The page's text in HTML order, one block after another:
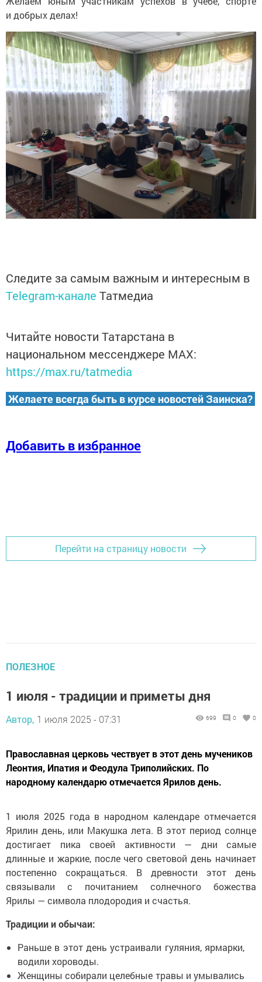
и добрых делах!
Следите за самым важным и интересным в
Telegram-канале Татмедиа
Читайте новости Татарстана в
национальном мессенджере MАХ:
https://max.ru/tatmedia
Желаете всегда быть в курсе новостей Заинска?
Добавить в избранное
Перейти на страницу новости
ПОЛЕЗНОЕ
1 июля - традиции и приметы дня
Автор, 1 июля 2025 - 07:31 699 0 0
Православная церковь чествует в этот день мучеников
Леонтия, Ипатия и Феодула Триполийских. По
народному календарю отмечается Ярилов день.
1 июля 2025 года в народном календаре отмечается
Ярилин день, или Макушка лета. В этот период солнце
достигает пика своей активности — дни самые
длинные и жаркие, после чего световой день начинает
постепенно сокращаться. В древности этот день
связывали с почитанием солнечного божества
Ярилы — символа плодородия и счастья.
Традиции и обычаи:
Раньше в этот день устраивали гуляния, ярмарки,
водили хороводы.
Женщины собирали целебные травы и умывались